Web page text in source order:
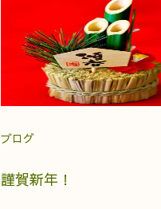
ブログ
謹賀新年！